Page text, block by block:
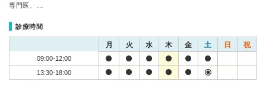
専門医、…
診療時間
月 火 水 木 金 土 日 祝
09:00-12:00
13:30-18:00